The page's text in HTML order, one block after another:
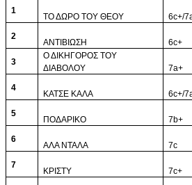
1
ΤΟ ΔΩΡΟ ΤΟΥ ΘΕΟΥ 6c+/
2
ΑΝΤΙΒΙΩΣΗ 6c+
3
Ο ΔΙΚΗΓΟΡΟΣ ΤΟΥ
ΔΙΑΒΟΛΟΥ
7a+
4
ΚΑΤΣΕ ΚΑΛΑ 6c+/
5
ΠΟΔΑΡΙΚΟ 7b+
6
ΑΛΑ ΝΤΑΛΑ 7c
7
ΚΡΙΣΤΥ 7c+